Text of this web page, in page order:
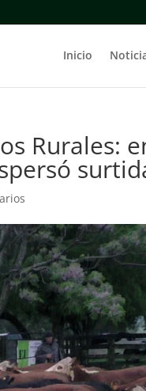
Inicio
Rurales: